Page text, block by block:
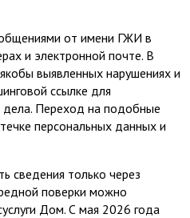
от имени ГЖИ в
и электронной почте. В
выявленных нарушениях и
ссылке для
дела. Переход на подобные
персональных данных и
сведения только через
поверки можно
Дом. С мая 2026 года